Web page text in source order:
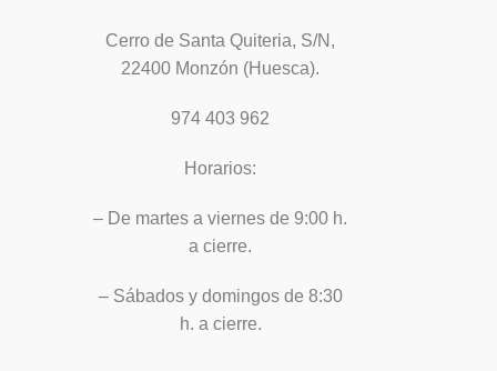
Cerro de Santa Quiteria, S/N,
22400 Monzón (Huesca).
974 403 962
Horarios:
– De martes a viernes de 9:00 h.
a cierre.
– Sábados y domingos de 8:30
h. a cierre.